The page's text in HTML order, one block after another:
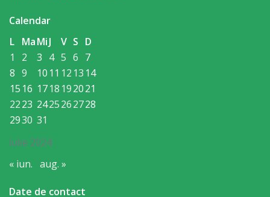
Centrul
de
Tineret
Noutăți
Cultură/tineret/sport
Programe
de
Calendar
iulie 2024
L MaMiJ V S D
1
2 3 4 5 6 7
8 9 10 11 12 13 14
15 16 1718 192021
2223 2425262728
2930 31
« iun. aug. »
Date de contact